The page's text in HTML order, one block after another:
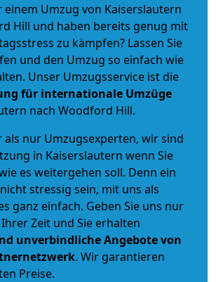
einem Umzug von Kaiserslautern
Hill und haben bereits genug mit
zu kämpfen? Lassen Sie
und den Umzug so einfach wie
Unser Umzugsservice ist die
für internationale Umzüge
nach Woodford Hill.
als nur Umzugsexperten, wir sind
in Kaiserslautern wenn Sie
es weitergehen soll. Denn ein
stressig sein, mit uns als
ganz einfach. Geben Sie uns nur
Zeit und Sie erhalten
unverbindlicheAngebote von
. Wir garantieren
Preise.